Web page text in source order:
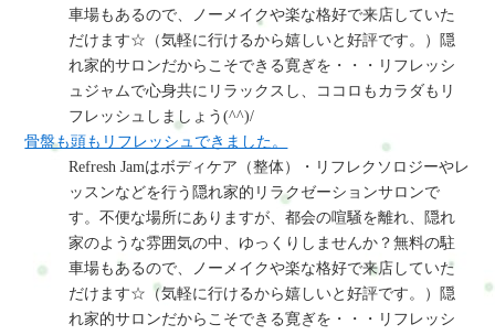
車場もあるので、ノーメイクや楽な格好で来店していた
だけます☆（気軽に行けるから嬉しいと好評です。）隠
れ家的サロンだからこそできる寛ぎを・・・リフレッシ
ュジャムで心身共にリラックスし、ココロもカラダもリ
フレッシュしましょう(^^)/
骨盤も頭もリフレッシュできました。
Refresh Jamはボディケア（整体）・リフレクソロジーやレ
ッスンなどを行う隠れ家的リラクゼーションサロンで
す。不便な場所にありますが、都会の喧騒を離れ、隠れ
家のような雰囲気の中、ゆっくりしませんか？無料の駐
車場もあるので、ノーメイクや楽な格好で来店していた
だけます☆（気軽に行けるから嬉しいと好評です。）隠
れ家的サロンだからこそできる寛ぎを・・・リフレッシ